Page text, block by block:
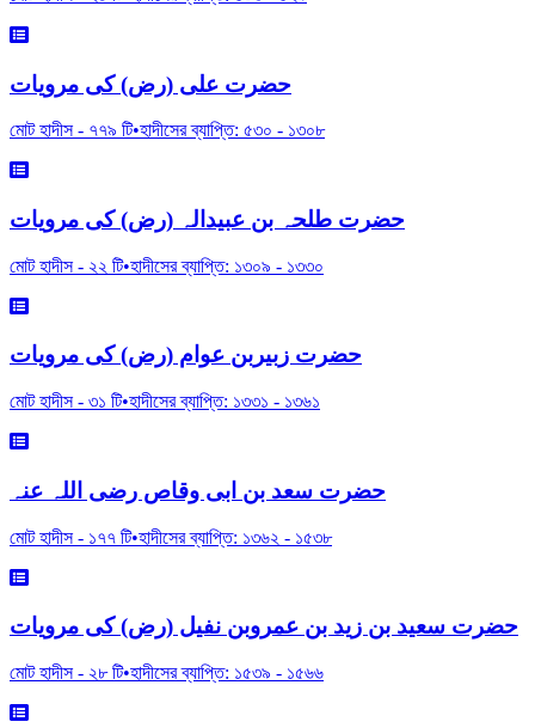
حضرت علی (رض) کی مرویات
মোট হাদীস - ৭৭৯ টি•হাদীসের ব্যাপ্তি: ৫৩০ - ১৩০৮
حضرت طلحہ بن عبیدالہ (رض) کی مرویات
মোট হাদীস - ২২ টি•হাদীসের ব্যাপ্তি: ১৩০৯ - ১৩৩০
حضرت زبیربن عوام (رض) کی مرویات
মোট হাদীস - ৩১ টি•হাদীসের ব্যাপ্তি: ১৩৩১ - ১৩৬১
حضرت سعد بن ابی وقاص رضی اللہ عنہ
মোট হাদীস - ১৭৭ টি•হাদীসের ব্যাপ্তি: ১৩৬২ - ১৫৩৮
حضرت سعید بن زید بن عمروبن نفیل (رض) کی مرویات
মোট হাদীস - ২৮টি•হাদীসের ব্যাপ্তি: ১৫৩৯ - ১৫৬৬